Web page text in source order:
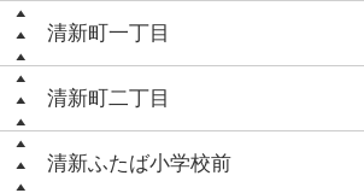
清新町一丁目
清新町二丁目
清新ふたば小学校前